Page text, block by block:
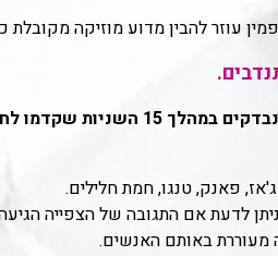
עוזר להבין מדוע מוזיקה מקובלת
פליטות הדופמין בקליפת המוח התרחשו אצל חלק מהנבדקים
פאנק, טנגו, חמת חלילים.
לדעת אם התגובה של הצפייה
מעוררת באותם האנשים.